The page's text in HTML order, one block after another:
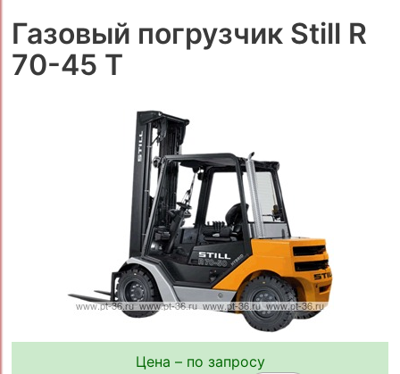
Газовый погрузчик Still R
70-45 T
Цена – по запросу